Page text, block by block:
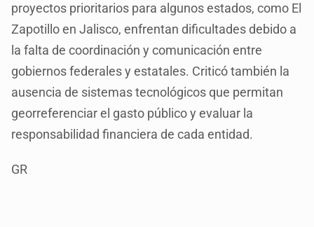
proyectos prioritarios para algunos estados, como El
Zapotillo en Jalisco, enfrentan dificultades debido a
la falta de coordinación y comunicación entre
gobiernos federales y estatales. Criticó también la
ausencia de sistemas tecnológicos que permitan
georreferenciar el gasto público y evaluar la
responsabilidad financiera de cada entidad.
GR